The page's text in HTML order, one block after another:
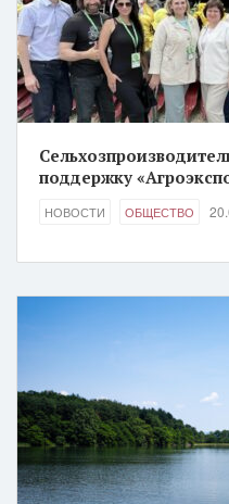
поддержку
НОВОСТИ ОБЩЕСТВО